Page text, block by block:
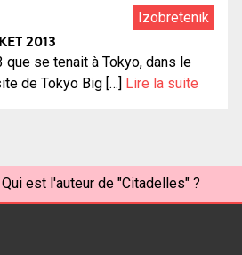
Izobretenik
2013
que se tenait à Tokyo, dans le
de Tokyo Big […] Lire la suite
Qui est l'auteur de "Citadelles" ?